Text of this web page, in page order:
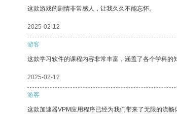
这款游戏的剧情非常感人，让我久久不能忘怀。
2025-02-12
游客
这款学习软件的课程内容非常丰富，涵盖了各个学科的
2025-02-12
游客
这款加速器VPM应用程序已经为我们带来了无限的流畅